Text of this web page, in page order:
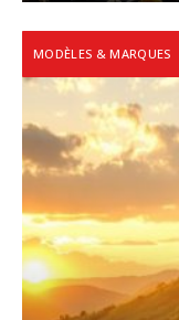
MODÈLES & MARQUES